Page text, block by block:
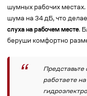
шумных рабочих
шума на 34 дБ, что
слуха на рабочем месте.
беруши комфортно
Представьте
работаете на